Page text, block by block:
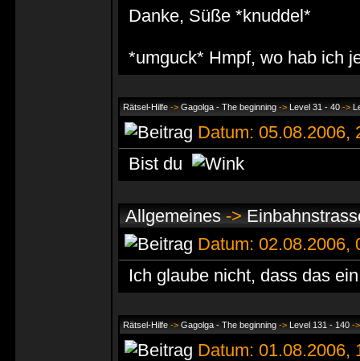
Danke, Süße *knuddel*
*umguck* Hmpf, wo hab ich
Rätsel-Hilfe -> Gagolga - The beginning -> Level 31 - 40 ->
Datum:
Bist du
Allgemeines->
Datum:
Ich glaube nicht, dass das
Rätsel-Hilfe -> Gagolga - The beginning -> Level 131 - 140 -
Datum: